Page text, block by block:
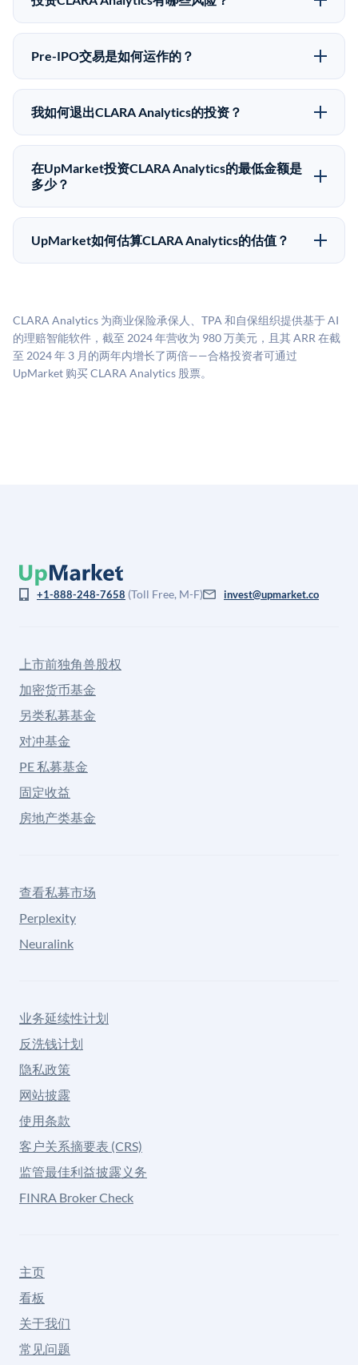
金额为50,000美元。UpMarket是FINRA注册的经纪交
易商，自2019年以来已经纪超过5亿美元的另类投资。
Pre-IPO投资存在重大风险。CLARA Analytics的股份流
动性低，意味着没有公开市场可以快速出售。不存在确
资者应做好可能全部损失的准备。私有公司的估值在融
资轮次之间可能大幅波动。投资者应在投资前咨询其财
Pre-IPO交易是如何运作的？
在Pre-IPO交易中，合格投资者通过二级市场平台从现有
股东（如员工、早期投资者或其他持有人）处购买股
为FINRA注册的经纪交易商促成这些交易，代表双方处
理合规、文件和结算事宜。
我如何退出CLARA Analytics的投资？
Pre-IPO持股主要有两种退出途径：在二级市场将股份出
售给其他买家，或持有直到公司完成IPO或被收购。两
种途径都受限于转让限制、公司批准（优先购买权）和
做好多年持有的准备。
在UpMarket投资CLARA Analytics的最低金额是
多少？
UpMarket上大多数Pre-IPO产品的最低投资金额为
50,000美元。具体金额可能因产品和股份供应情况而有
UpMarket如何估算CLARA Analytics的估值？
司可比倍数应用私有公司折扣，以反映流动性不足和信
息不对称。此估值不构成投资建议，可能与实际交易价
格存在重大差异。
CLARA Analytics 为商业保险承保人、TPA 和自保组织提供基于 AI
的理赔智能软件，截至 2024 年营收为 980 万美元，且其 ARR 在截
至 2024 年 3 月的两年内增长了两倍——合格投资者可通过
UpMarket 购买 CLARA Analytics 股票。
+1-888-248-7658 (Toll Free, M-F) invest@upmarket.co
上市前独角兽股权
加密货币基金
另类私募基金
对冲基金
PE 私募基金
固定收益
房地产类基金
查看私募市场
Perplexity
Neuralink
业务延续性计划
反洗钱计划
隐私政策
网站披露
使用条款
客户关系摘要表 (CRS)
监管最佳利益披露义务
FINRA Broker Check
主页
看板
关于我们
常见问题